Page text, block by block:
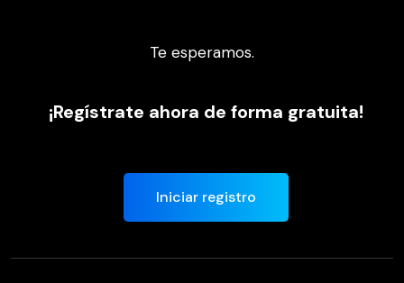
Te esperamos.
¡Regístrate ahora de forma gratuita!
Iniciar registro